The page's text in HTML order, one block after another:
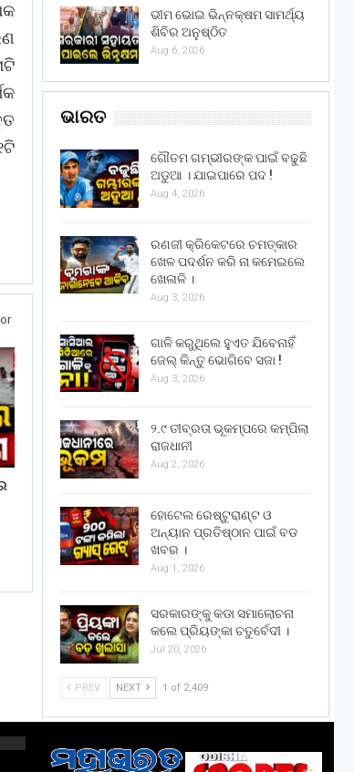
ଭୀମ ଭୋଇ ଭିନ୍ନକ୍ଷମ ସାମର୍ଥ୍ୟ
ଶିବିର ଅନୁଷ୍ଠିତ
Aug 6, 2026
ଭାରତ
ଗୌତମ ଗମ୍ଭୀରଙ୍କ ପାଇଁ ବଢୁଛି
ଅଡୁଆ । ଯାଇପାରେ ପଦ !
Aug 4, 2026
ରଣଜୀ କ୍ରିକେଟରେ ଚମତ୍କାର
ଖେଳ ପଦର୍ଶନ କରି ନା କମେଇଲେ
ଖେଳାଳି ।
Aug 3, 2026
ଗାଳି କରୁଥିଲେ ହୁଏତ ଯିବେନାହିଁ
ଜେଲ୍ କିନ୍ତୁ ଭୋଗିବେ ସଜା !
Aug 3, 2026
୨.୯ ତୀବ୍ରତା ଭୂକମ୍ପରେ କମ୍ପିଲା
ରାଜଧାନୀ
Aug 2, 2026
ହୋଟେଲ ରେଷ୍ଟୁରାଣ୍ଟ ଓ
ଅନ୍ୟାନ ପ୍ରତିଷ୍ଠାନ ପାଇଁ ବଡ
ଖବର ।
Aug 1, 2026
ସରକାରଙ୍କୁ କଡା ସମାଲୋଚନା
କଲେ ପ୍ରିୟଙ୍କା ଚତୁର୍ବେଦୀ ।
Jul 20, 2026
PREV NEXT 1 of 2,409